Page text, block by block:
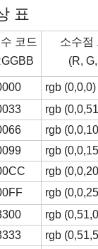
표
코드
소수점
(R,
rgb (0,0,0)
rgb
rgb
rgb
rgb
rgb
rgb
rgb